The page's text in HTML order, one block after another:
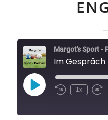
Margot's Sport -
Play
Episode
1x